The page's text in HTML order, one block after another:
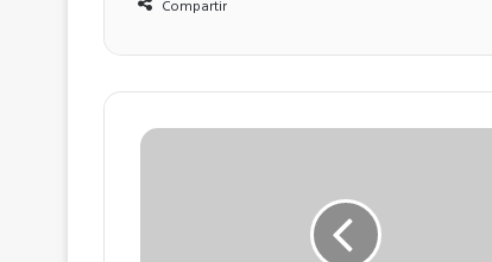
Compartir